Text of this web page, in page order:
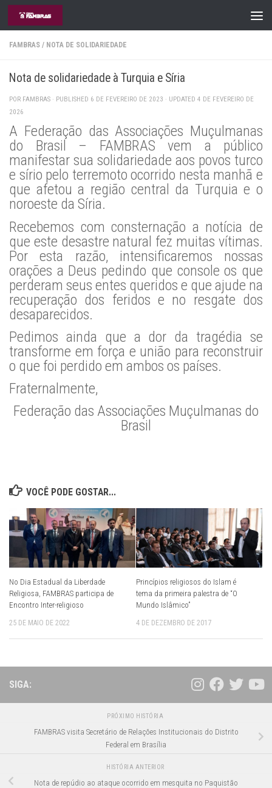
Skip to content
FAMBRAS / NOTA DE SOLIDARIEDADE
Nota de solidariedade à Turquia e Síria
POR FAMBRAS · PUBLISHED 6 DE FEVEREIRO DE 2023 · UPDATED 4 DE FEVEREIRO DE
2026
A Federação das Associações Muçulmanas
do Brasil – FAMBRAS vem a público
manifestar sua solidariedade aos povos turco
e sírio pelo terremoto ocorrido nesta manhã e
que afetou a região central da Turquia e o
noroeste da Síria.
Recebemos com consternação a notícia de
que este desastre natural fez muitas vítimas.
Por esta razão, intensificaremos nossas
orações a Deus pedindo que console os que
perderam seus entes queridos e que ajude na
recuperação dos feridos e no resgate dos
desaparecidos.
Pedimos ainda que a dor da tragédia se
transforme em força e união para reconstruir
o que foi perdido em ambos os países.
Fraternalmente,
Federação das Associações Muçulmanas do
Brasil
VOCÊ PODE GOSTAR...
No Dia Estadual da Liberdade
Religiosa, FAMBRAS participa de
Encontro Inter-religioso
25 DE MAIO DE 2022
Princípios religiosos do Islam é
tema da primeira palestra de “O
Mundo Islâmico”
4 DE DEZEMBRO DE 2017
SIGA:
PRÓXIMO HISTÓRIA
FAMBRAS visita Secretário de Relações Institucionais do Distrito
Federal em Brasília
HISTÓRIA ANTERIOR
Nota de repúdio ao ataque ocorrido em mesquita no Paquistão